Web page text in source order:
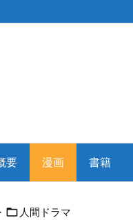
要 漫画 書籍
 人間ドラマ